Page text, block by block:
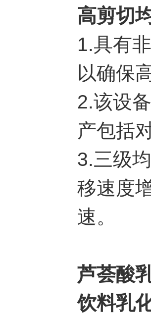
高剪切
1.具有
以确保
2.该设
产包括
3.三级
移速度
速。
芦荟酸
饮料乳